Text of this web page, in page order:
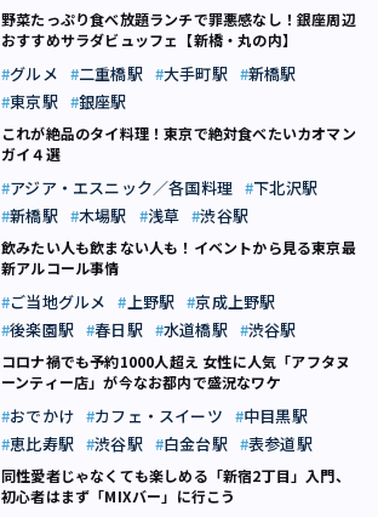
野菜たっぷり食べ放題ランチで罪悪感なし！銀座周辺
おすすめサラダビュッフェ【新橋・丸の内】
グルメ 二重橋駅 大手町駅
新橋駅
東京駅
銀座駅
これが絶品のタイ料理！東京で絶対食べたいカオマン
ガイ４選
アジア・エスニック／各国料理
下北沢駅
新橋駅
木場駅 浅草 渋谷駅
飲みたい人も飲まない人も！イベントから見る東京最
新アルコール事情
ご当地グルメ 上野駅
京成上野駅
後楽園駅
春日駅 水道橋駅 渋谷駅
コロナ禍でも予約1000人超え 女性に人気「アフタヌ
ーンティー店」が今なお都内で盛況なワケ
おでかけ カフェ・スイーツ
中目黒駅
恵比寿駅
渋谷駅 白金台駅 表参道駅
同性愛者じゃなくても楽しめる「新宿2丁目」入門、
初心者はまず「MIXバー」に行こう